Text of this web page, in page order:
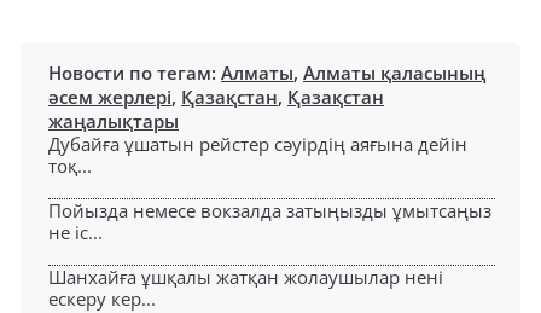
Новости по тегам: Алматы, Алматы қаласының
әсем жерлері, Қазақстан, Қазақстан
жаңалықтары
Дубайға ұшатын рейстер сәуірдің аяғына дейін
тоқ...
Пойызда немесе вокзалда затыңызды ұмытсаңыз
не іс...
Шанхайға ұшқалы жатқан жолаушылар нені
ескеру кер...